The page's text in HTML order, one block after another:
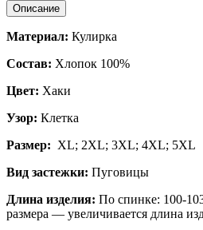
Описание
Материал: Кулирка
Состав: Хлопок 100%
Цвет: Хаки
Узор: Клетка
Размер: XL; 2XL; 3XL; 4XL; 5XL
Вид застежки: Пуговицы
Длина изделия: По спинке: 100-
размера — увеличивается длина